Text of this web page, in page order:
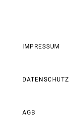
IMPRESSUM
DATENSCHUTZ
AGB